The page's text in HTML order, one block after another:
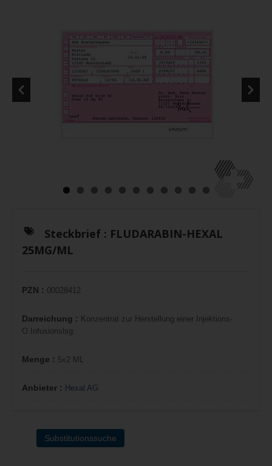
Steckbrief : FLUDARABIN-HEXAL
25MG/ML
PZN : 00028412
Darreichung : Konzentrat zur Herstellung einer Injektions-
O.Infusionslsg.
Menge : 5x2 ML
Anbieter : Hexal AG
Substitutionssuche